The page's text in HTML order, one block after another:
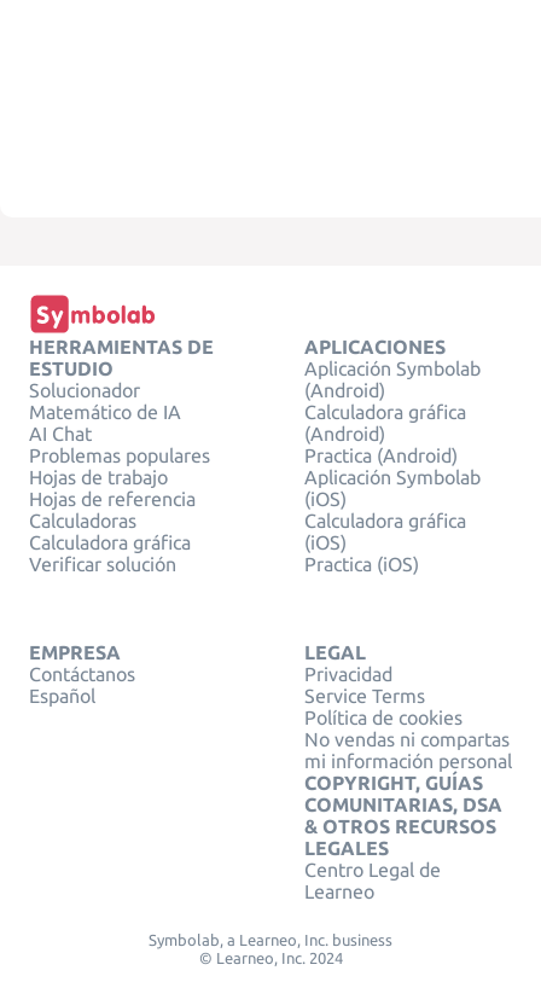
HERRAMIENTAS DE
ESTUDIO
Solucionador
Matemático de IA
AI Chat
Problemas populares
Hojas de trabajo
Hojas de referencia
Calculadoras
Calculadora gráfica
Verificar solución
APLICACIONES
Aplicación Symbolab
(Android)
Calculadora gráfica
(Android)
Practica (Android)
Aplicación Symbolab
(iOS)
Calculadora gráfica
(iOS)
Practica (iOS)
EMPRESA
Contáctanos
Español
LEGAL
Privacidad
Service Terms
Política de cookies
No vendas ni compartas
mi información personal
COPYRIGHT, GUÍAS
COMUNITARIAS, DSA
& OTROS RECURSOS
LEGALES
Centro Legal de
Learneo
Symbolab, a Learneo, Inc. business
© Learneo, Inc. 2024